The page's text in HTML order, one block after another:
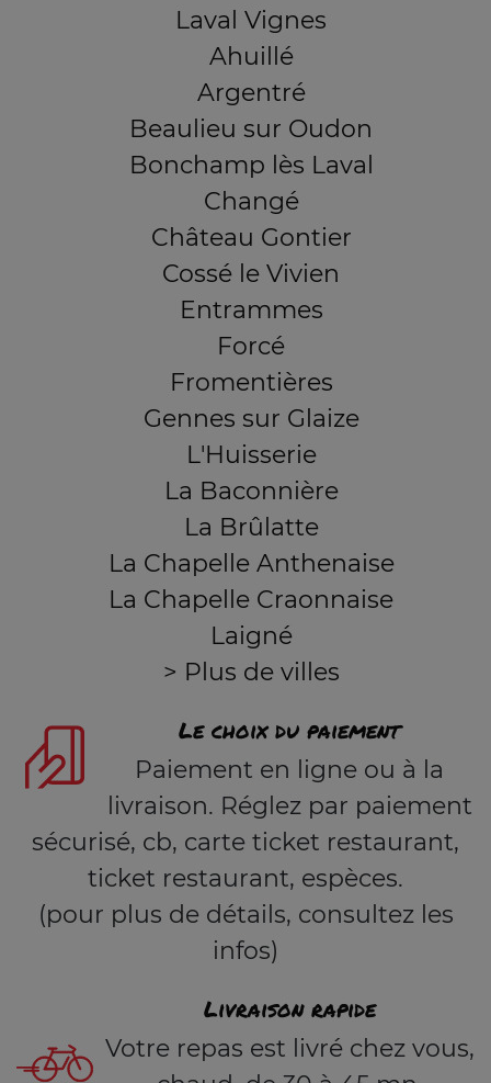
Laval Vignes
Ahuillé
Argentré
Beaulieu sur Oudon
Bonchamp lès Laval
Changé
Château Gontier
Cossé le Vivien
Entrammes
Forcé
Fromentières
Gennes sur Glaize
L'Huisserie
La Baconnière
La Brûlatte
La Chapelle Anthenaise
La Chapelle Craonnaise
Laigné
> Plus de villes
Le choix du paiement
Paiement en ligne ou à la
livraison. Réglez par paiement
sécurisé, cb, carte ticket restaurant,
ticket restaurant, espèces.
(pour plus de détails, consultez les
infos)
Livraison rapide
Votre repas est livré chez vous,